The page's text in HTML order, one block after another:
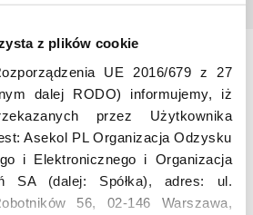
z plików cookie
UE 2016/679 z 27
dalej RODO) informujemy, iż
przez Użytkownika
Asekol PL Organizacja Odzysku
i Elektronicznego i Organizacja
SA (dalej: Spółka), adres: ul.
56, 02-146 Warszawa,
nas